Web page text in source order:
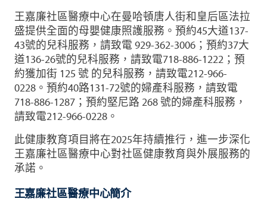
王嘉廉社區醫療中心在曼哈頓唐人街和皇后區法拉
盛提供全面的母嬰健康照護服務。預約45大道137-
43號的兒科服務，請致電 929-362-3006；預約37大
道136-26號的兒科服務，請致電718-886-1222；預
約獲加街 125 號 的兒科服務，請致電212-966-
0228。預約40路131-72號的婦產科服務，請致電
718-886-1287；預約堅尼路 268 號的婦產科服務，
請致電212-966-0228。
此健康教育項目將在2025年持續推行，進一步深化
王嘉廉社區醫療中心對社區健康教育與外展服務的
承諾。
王嘉廉社區醫療中心簡介